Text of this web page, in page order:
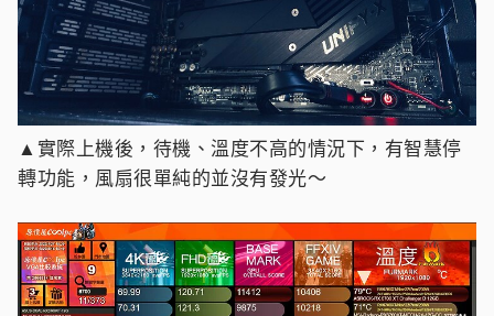
▲實際上機後，待機、溫度不高的情況下，有智慧停
轉功能，風扇很單純的並沒有發光～